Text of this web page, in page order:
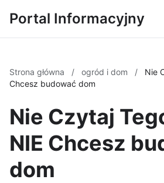
Portal Informacyjny
Strona główna / ogród i dom /
Nie
Chcesz budować dom
Nie Czytaj
NIE Chcesz
dom